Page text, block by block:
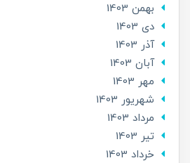
بهمن 1403
دی 1403
آذر 1403
آبان 1403
مهر 1403
شهریور 1403
مرداد 1403
تير 1403
خرداد 1403